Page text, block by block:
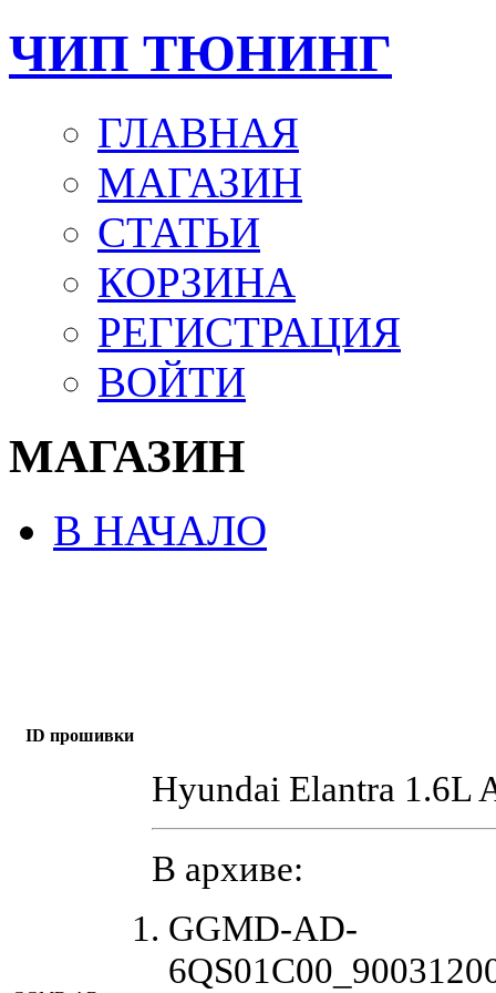
ЧИП ТЮНИНГ
ГЛАВНАЯ
МАГАЗИН
СТАТЬИ
КОРЗИНА
РЕГИСТРАЦИЯ
ВОЙТИ
МАГАЗИН
В НАЧАЛО
ID прошивки
Hyundai Elantra 1.6L
В архиве:
GGMD-AD-